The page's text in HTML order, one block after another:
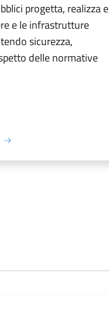
progetta, realizza e
e le infrastrutture
sicurezza,
delle normative